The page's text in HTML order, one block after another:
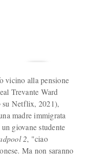
vicino alla pensione
Trevante Ward
su Netflix, 2021),
madre immigrata
giovane studente
2, "ciao
Ma non saranno